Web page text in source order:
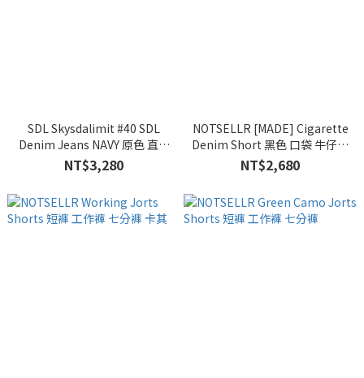
SDL Skysdalimit #40 SDL
Denim Jeans NAVY 原色 直筒
牛仔褲
NT$3,280
NOTSELLR [MADE] Cigarette
Denim Short 黑色 口袋 牛仔褲
短褲 工作褲
NT$2,680